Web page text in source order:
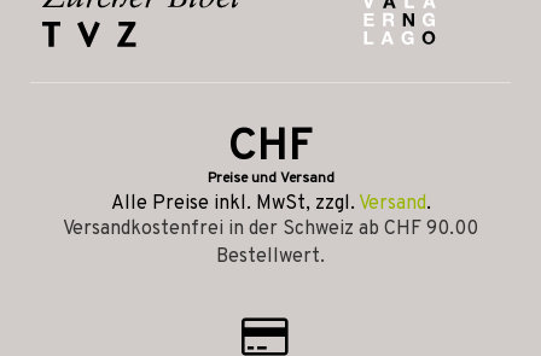
CHF
Preise und Versand
Alle Preise inkl. MwSt, zzgl. Versand.
Versandkostenfrei in der Schweiz ab CHF 90.00
Bestellwert.